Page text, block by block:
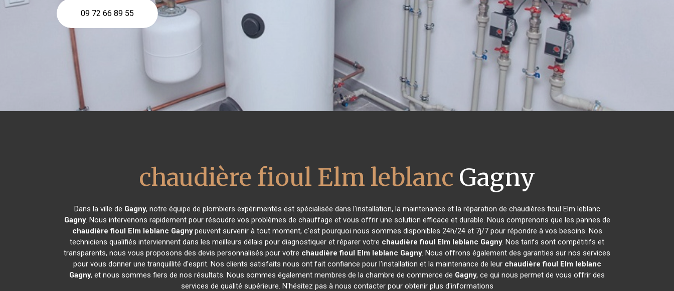
09 72 66 89 55
chaudière fioul Elm leblanc Gagny
Dans la ville de Gagny, notre équipe de plombiers expérimentés est spécialisée dans l'installation, la maintenance et la réparation de chaudières fioul Elm leblanc
Gagny. Nous intervenons rapidement pour résoudre vos problèmes de chauffage et vous offrir une solution efficace et durable. Nous comprenons que les pannes de
chaudière fioul Elm leblanc Gagnypeuvent survenir à tout moment, c'est pourquoi nous sommes disponibles 24h/24 et 7j/7 pour répondre à vos besoins. Nos
techniciens qualifiés interviennent dans les meilleurs délais pour diagnostiquer et réparer votre chaudière fioul Elm leblanc Gagny. Nos tarifs sont compétitifs et
transparents, nous vous proposons des devis personnalisés pour votre chaudière fioul Elm leblanc Gagny. Nous offrons également des garanties sur nos services
pour vous donner une tranquillité d'esprit. Nos clients satisfaits nous ont fait confiance pour l'installation et la maintenance de leur chaudière fioul Elm leblanc
Gagny, et nous sommes fiers de nos résultats. Nous sommes également membres de la chambre de commerce de Gagny, ce qui nous permet de vous offrir des
services de qualité supérieure. N'hésitez pas à nous contacter pour obtenir plus d'informations